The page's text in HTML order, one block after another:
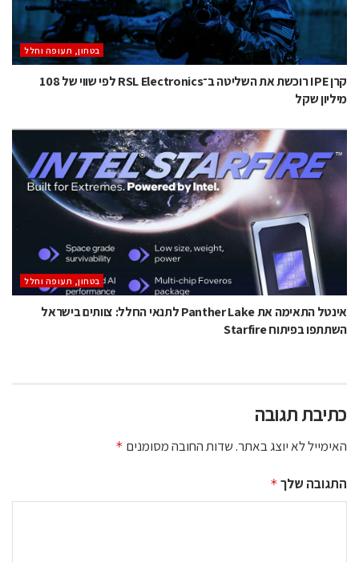
בטחון, תעופה וחלל
קרן IPE רוכשת את השליטה ב־RSL Electronics לפי שווי של 108
מיליון שקל
בטחון, תעופה וחלל
אינטל התאימה את Panther Lake לתנאי החלל: צוותים בישראל
השתתפו בפיתוח Starfire
כתיבת תגובה
האימייל לא יוצג באתר.שדות החובה מסומנים *
התגובה שלך *